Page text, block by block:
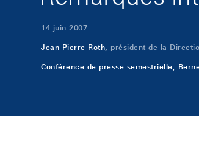
14 juin 2007
Jean-Pierre Roth, président de la
Conférence de presse semestrielle,